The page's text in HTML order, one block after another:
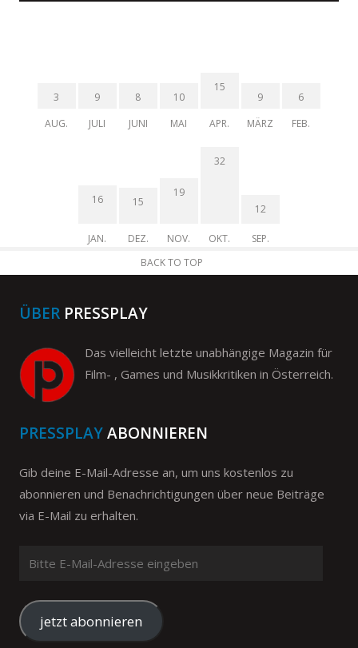
3
AUG.
9
JULI
8
JUNI
10
MAI
15
APR.
9
MÄRZ
6
FEB.
16
JAN.
15
DEZ.
19
NOV.
32
OKT.
12
SEP.
BACK TO TOP
ÜBER PRESSPLAY
Das vielleicht letzte unabhängige Magazin für
Film- , Games und Musikkritiken in Österreich.
PRESSPLAYABONNIEREN
Gib deine E-Mail-Adresse an, um uns kostenlos zu
abonnieren und Benachrichtigungen über neue Beiträge
via E-Mail zu erhalten.
Mail-
Adresse
eingeben
jetzt abonnieren